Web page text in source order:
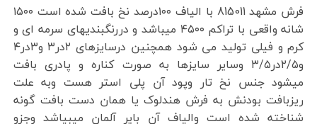
فرش مشهد 815011 با الیاف ۱۰۰درصد نخ بافت شده است ۱۵۰۰
شانه واقعی با تراکم ۴۵۰۰ میباشد و دررنگبندیهای سرمه ای و
کرم و فیلی تولید می شود همچنین درسایزهای ۲در۳ و۳در۴
و۲/۵در۳/۵ وسایر سایزها به صورت کناره و پادری بافت
میشود جنس نخ تار وپود آن پلی استر هست وبه علت
ریزبافت بودنش به فرش هندلوک یا همان دست بافت گونه
شناخته شده است والیاف آن بایر آلمان میبیاشد وجزو